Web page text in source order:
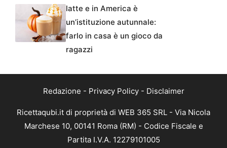
latte e in America è
un’istituzione autunnale:
farlo in casa è un gioco da
ragazzi
Redazione - Privacy Policy- Disclaimer
Ricettaqubi.it di proprietà di WEB 365 SRL - Via Nicola
Marchese 10, 00141 Roma (RM) - Codice Fiscale e
Partita I.V.A. 12279101005